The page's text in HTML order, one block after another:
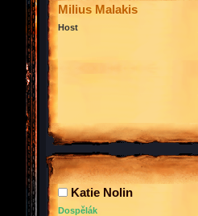
Milius Malakis
Host
Katie Nolin
Dospělák